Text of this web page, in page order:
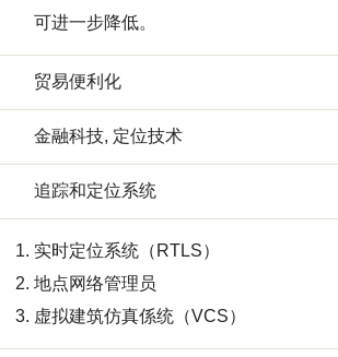
可进一步降低。
贸易便利化
金融科技, 定位技术
追踪和定位系统
实时定位系统（RTLS）
地点网络管理员
虚拟建筑仿真係统（VCS）